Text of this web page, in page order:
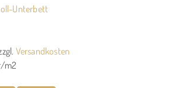
Versandkosten
m2